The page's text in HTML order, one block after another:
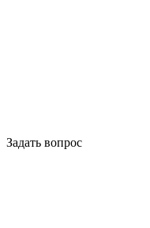
Задать вопрос